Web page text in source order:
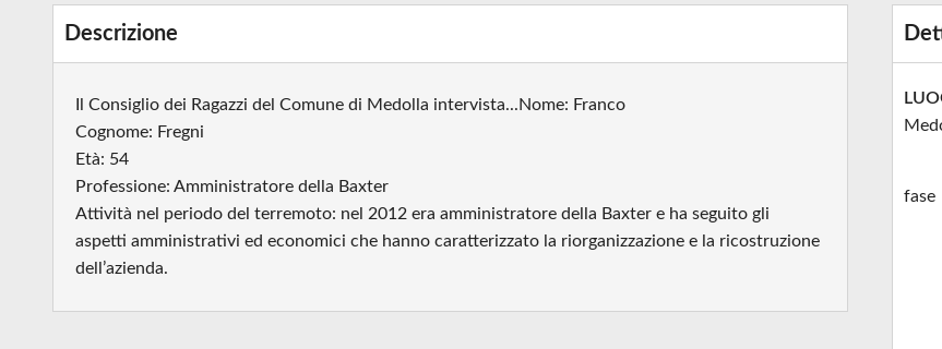
Descrizione
Il Consiglio dei Ragazzi del Comune di Medolla intervista...Nome: Franco
Cognome: Fregni
Età: 54
Professione: Amministratore della Baxter
Attività nel periodo del terremoto: nel 2012 era amministratore della Baxter e ha seguito gli
aspetti amministrativi ed economici che hanno caratterizzato la riorganizzazione e la ricostruzione
dell’azienda.
fase